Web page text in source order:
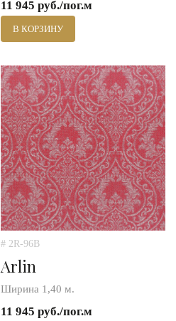
11 945 руб./пог.м
В КОРЗИНУ
# 2R-96B
Arlin
Ширина 1,40 м.
11 945 руб./пог.м